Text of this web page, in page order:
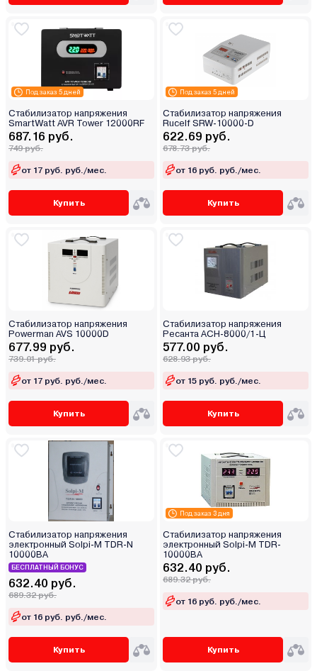
Под заказ 5 дней
Стабилизатор напряжения
SmartWatt AVR Tower 12000RF
687.16 руб.
749 руб.
от 17 руб. руб./мес.
Купить
Под заказ 5 дней
Стабилизатор напряжения
Rucelf SRW-10000-D
622.69 руб.
678.73 руб.
от 16 руб. руб./мес.
Купить
Стабилизатор напряжения
Powerman AVS 10000D
677.99 руб.
739.01 руб.
от 17 руб. руб./мес.
Купить
Стабилизатор напряжения
Ресанта АСН-8000/1-Ц
577.00 руб.
628.93 руб.
от 15 руб. руб./мес.
Купить
Стабилизатор напряжения
электронный Solpi-M TDR-N
10000BA
БЕСПЛАТНЫЙ БОНУС
632.40 руб.
689.32 руб.
от 16 руб. руб./мес.
Купить
Под заказ 3 дня
Стабилизатор напряжения
электронный Solpi-M TDR-
10000BA
632.40 руб.
689.32 руб.
от 16 руб. руб./мес.
Купить